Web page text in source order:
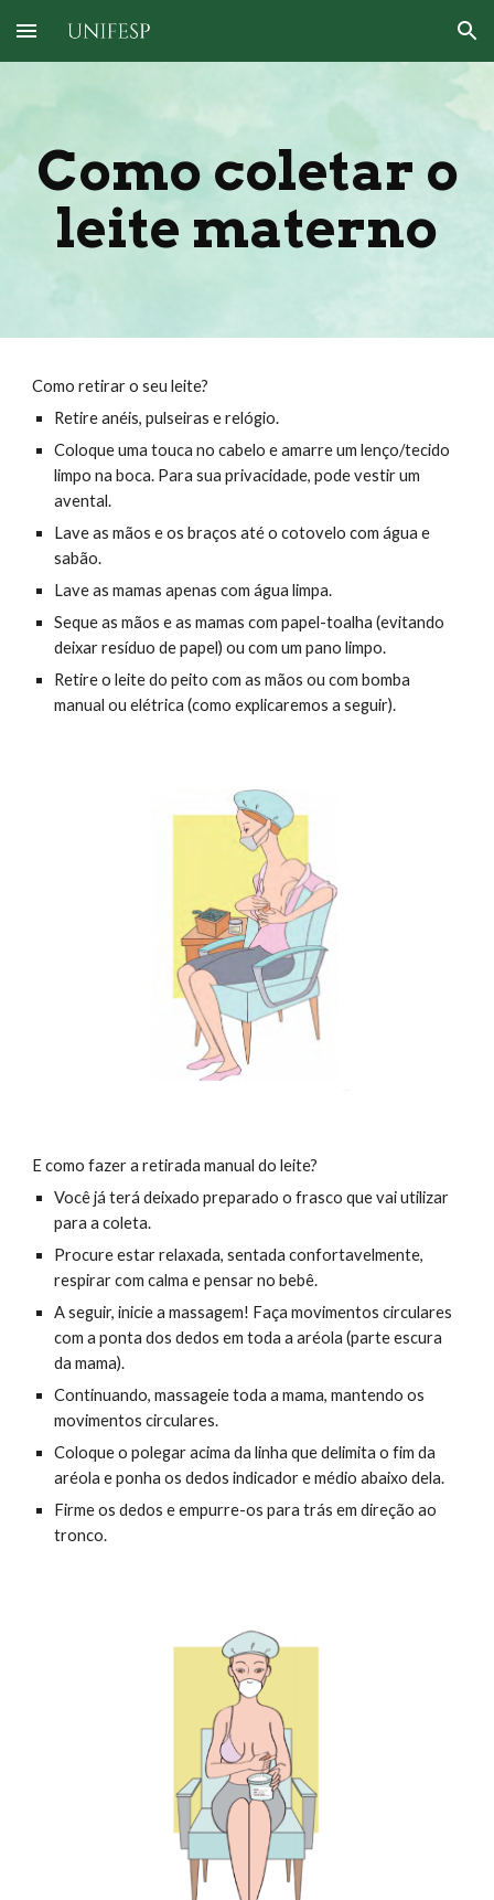
Skip to main content Skip to navigation
Como coletar o
leite materno
Como retirar o seu leite?
Retire anéis, pulseiras e relógio.
Coloque uma touca no cabelo e amarre um lenço/tecido
limpo na boca. Para sua privacidade, pode vestir um
avental.
Lave as mãos e os braços até o cotovelo com água e
sabão.
Lave as mamas apenas com água limpa.
Seque as mãos e as mamas com papel-toalha (evitando
deixar resíduo de papel) ou com um pano limpo.
Retire o leite do peito com as mãos ou com bomba
manual ou elétrica (como explicaremos a seguir).
E como fazer a retirada manual do leite?
Você já terá deixado preparado o frasco que vai utilizar
para a coleta.
Procure estar relaxada, sentada confortavelmente,
respirar com calma e pensar no bebê.
A seguir, inicie a massagem! Faça movimentos circulares
com a ponta dos dedos em toda a aréola (parte escura
da mama).
Continuando, massageie toda a mama, mantendo os
movimentos circulares.
Coloque o polegar acima da linha que delimita o fim da
aréola e ponha os dedos indicador e médio abaixo dela.
Firme os dedos e empurre-os para trás em direção ao
tronco.